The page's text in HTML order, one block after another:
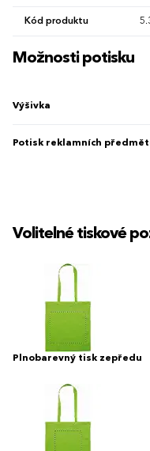
Kód produktu
Možnosti potisku
Výšivka
Potisk reklamních
Volitelné tiskové
Plnobarevný tisk zepředu